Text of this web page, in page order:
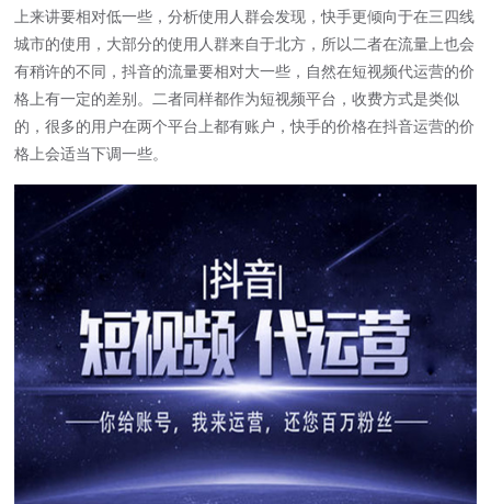
上来讲要相对低一些，分析使用人群会发现，快手更倾向于在三四线
城市的使用，大部分的使用人群来自于北方，所以二者在流量上也会
有稍许的不同，抖音的流量要相对大一些，自然在短视频代运营的价
格上有一定的差别。二者同样都作为短视频平台，收费方式是类似
的，很多的用户在两个平台上都有账户，快手的价格在抖音运营的价
格上会适当下调一些。